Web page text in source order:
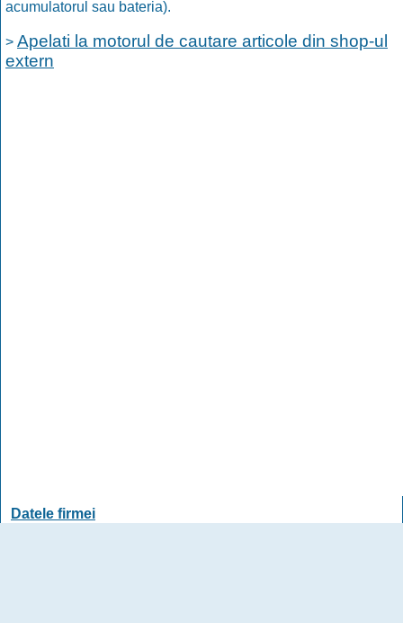
acumulatorul sau bateria).
> Apelati la motorul de cautare articole din shop-ul
extern
Datele firmei